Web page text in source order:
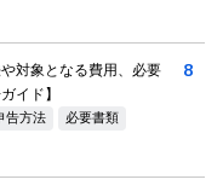
対象となる費用、必要
イド】
告方法 必要書類
8